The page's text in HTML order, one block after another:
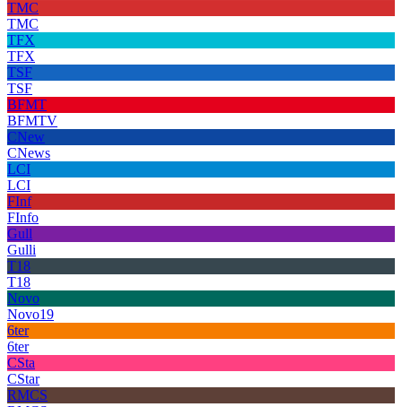
TMC
TMC
TFX
TFX
TSF
TSF
BFMT
BFMTV
CNew
CNews
LCI
LCI
FInf
FInfo
Gull
Gulli
T18
T18
Novo
Novo19
6ter
6ter
CSta
CStar
RMCS